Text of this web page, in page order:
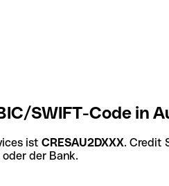
SWIFT-Code in
ist CRESAU2DXXX. Credit
der Bank.